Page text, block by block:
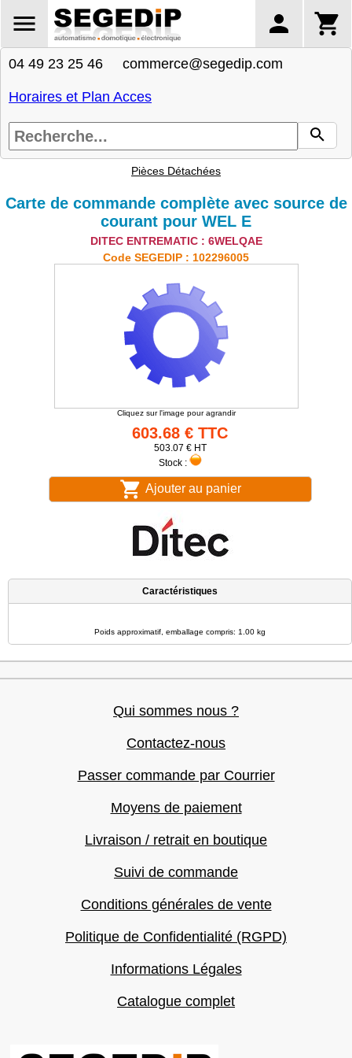
04 49 23 25 46 commerce@segedip.com
Horaires et Plan Acces
Pièces Détachées
Carte de commande complète avec source de
courant pour WEL E
DITEC ENTREMATIC : 6WELQAE
Code SEGEDIP : 102296005
Cliquez sur l'image pour agrandir
603.68 € TTC
503.07 € HT
Stock :
Ajouter au panier
Caractéristiques
Poids approximatif, emballage compris: 1.00 kg
Qui sommes nous ?
Contactez-nous
Passer commande par Courrier
Moyens de paiement
Livraison / retrait en boutique
Suivi de commande
Conditions générales de vente
Politique de Confidentialité (RGPD)
Informations Légales
Catalogue complet